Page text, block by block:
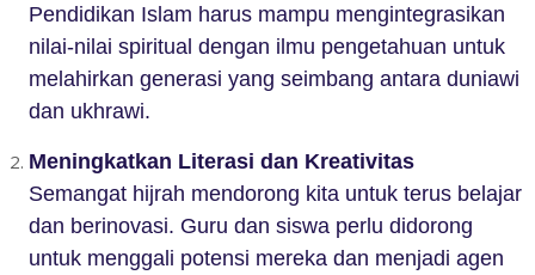
Pendidikan Islam harus mampu mengintegrasikan
nilai-nilai spiritual dengan ilmu pengetahuan untuk
melahirkan generasi yang seimbang antara duniawi
dan ukhrawi.
Meningkatkan Literasi dan Kreativitas
Semangat hijrah mendorong kita untuk terus belajar
dan berinovasi. Guru dan siswa perlu didorong
untuk menggali potensi mereka dan menjadi agen